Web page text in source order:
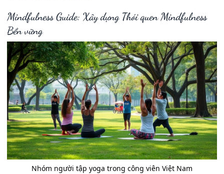
Mindfulness Guide: Xây dựng Thói quen Mindfulness
Bền vững
Nhóm người tập yoga trong công viên Việt Nam